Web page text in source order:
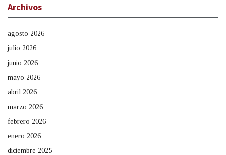
Archivos
agosto 2026
julio 2026
junio 2026
mayo 2026
abril 2026
marzo 2026
febrero 2026
enero 2026
diciembre 2025